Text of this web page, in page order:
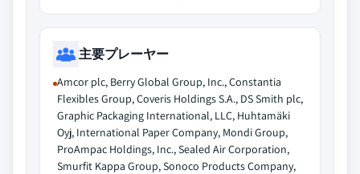
主要プレーヤー
Amcor plc, Berry Global Group, Inc., Constantia
Flexibles Group, Coveris Holdings S.A., DS Smith plc,
Graphic Packaging International, LLC, Huhtamäki
Oyj, International Paper Company, Mondi Group,
ProAmpac Holdings, Inc., Sealed Air Corporation,
Smurfit Kappa Group, Sonoco Products Company,